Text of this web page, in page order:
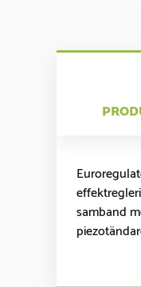
samband